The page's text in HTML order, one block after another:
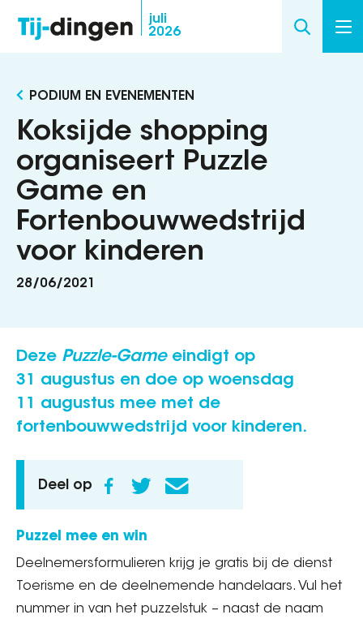
inhoud
gaan
juli
2026
PODIUM EN EVENEMENTEN
Koksijde shopping
organiseert Puzzle
Game en
Fortenbouwwedstrijd
voor kinderen
28/06/2021
Deze Puzzle-Gameeindigt op
31 augustus en doe op woensdag
11 augustus mee met de
fortenbouwwedstrijd voor kinderen.
Deel op
Puzzel mee en win
Deelnemersformulieren krijg je gratis bij de dienst
Toerisme en de deelnemende handelaars. Vul het
nummer in van het puzzelstuk – naast de naam